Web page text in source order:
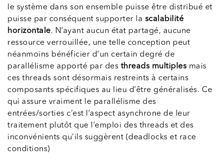
le système dans son ensemble puisse être distribué et
puisse par conséquent supporter la scalabilité
horizontale. N’ayant aucun état partagé, aucune
ressource verrouillée, une telle conception peut
néanmoins bénéficier d’un certain degré de
parallélisme apporté par des threads multiples mais
ces threads sont désormais restreints à certains
composants spécifiques au lieu d’être généralisés. Ce
qui assure vraiment le parallélisme des
entrées/sorties c’est l’aspect asynchrone de leur
traitement plutôt que l’emploi des threads et des
inconvénients qu’ils suggèrent (deadlocks et race
conditions)